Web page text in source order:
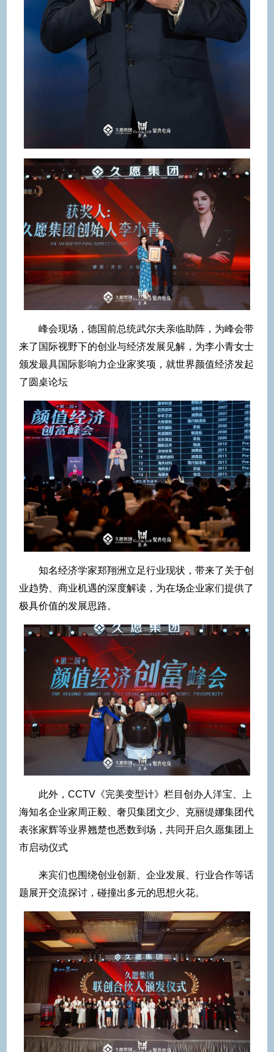
峰会现场，德国前总统武尔夫亲临助阵，为峰会带
来了国际视野下的创业与经济发展见解，为李小青女士
颁发最具国际影响力企业家奖项，就世界颜值经济发起
了圆桌论坛
知名经济学家郑翔洲立足行业现状，带来了关于创
业趋势、商业机遇的深度解读，为在场企业家们提供了
极具价值的发展思路。
此外，CCTV《完美变型计》栏目创办人洋宝、上
海知名企业家周正毅、奢贝集团文少、克丽缇娜集团代
表张家辉等业界翘楚也悉数到场，共同开启久愿集团上
市启动仪式
来宾们也围绕创业创新、企业发展、行业合作等话
题展开交流探讨，碰撞出多元的思想火花。